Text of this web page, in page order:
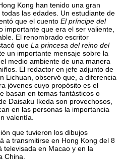
Kong han tenido una gran
las edades. Un estudiante de
que el cuentoEl príncipe del
importante que era el ser valiente,
El renombrado escritor
queLa princesa del reino del
un importante mensaje sobre la
medio ambiente de una manera
El redactor en jefe adjunto de
Lichuan, observó que, a diferencia
jóvenes cuyo propósito es el
basan en temas fantásticos o
Daisaku Ikeda son provechosos,
en las personas la importancia
valentía.
que tuvieron los dibujos
a transmitirse en Hong Kong del 8
televisada en Macao y en la
China.